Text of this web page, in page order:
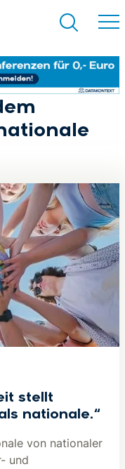
stellt
nationale.“
von nationaler
und